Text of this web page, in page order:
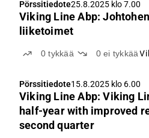
Pörssitiedote25.8.2025 klo 7.00
Viking Line Abp:
liiketoimet
0tykkää 0ei tykkää
Pörssitiedote15.8.2025 klo 6.00
Viking Line Abp: Viking
half-year with improved
second quarter